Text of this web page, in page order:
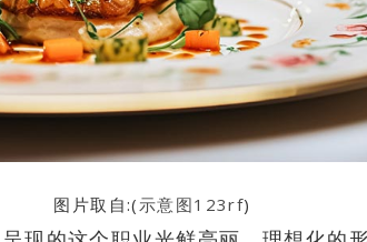
图片取自:(示意图123rf)